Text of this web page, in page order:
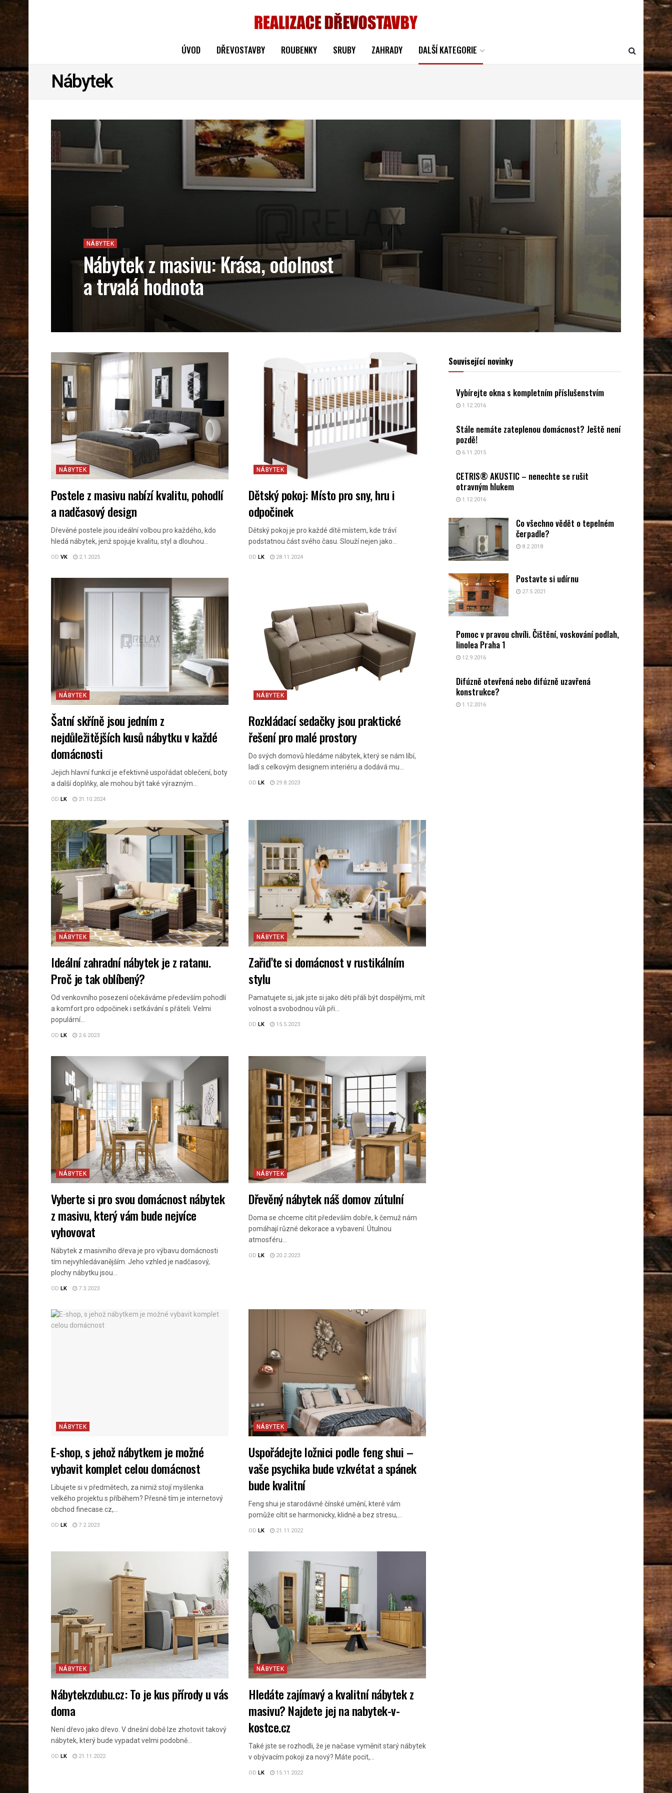
ÚVOD DŘEVOSTAVBY ROUBENKY SRUBY ZAHRADY DALŠÍ KATEGORIE
Nábytek
NÁBYTEK
Nábytek z masivu: Krása, odolnost
a trvalá hodnota
NÁBYTEK
Postele z masivu nabízí kvalitu, pohodlí
a nadčasový design
Dřevěné postele jsou ideální volbou pro každého, kdo
hledá nábytek, jenž spojuje kvalitu, styl a dlouhou...
OD VK 2.1.2025
NÁBYTEK
Dětský pokoj: Místo pro sny, hru i
odpočinek
Dětský pokoj je pro každé dítě místem, kde tráví
podstatnou část svého času. Slouží nejen jako...
OD LK 28.11.2024
NÁBYTEK
Šatní skříně jsou jedním z
nejdůležitějších kusů nábytku v každé
domácnosti
Jejich hlavní funkcí je efektivně uspořádat oblečení, boty
a další doplňky, ale mohou být také výrazným...
OD LK 31.10.2024
NÁBYTEK
Rozkládací sedačky jsou praktické
řešení pro malé prostory
Do svých domovů hledáme nábytek, který se nám líbí,
ladí s celkovým designem interiéru a dodává mu...
OD LK 29.8.2023
NÁBYTEK
Ideální zahradní nábytek je z ratanu.
Proč je tak oblíbený?
Od venkovního posezení očekáváme především pohodlí
a komfort pro odpočinek i setkávání s přáteli. Velmi
populární...
OD LK 2.6.2023
NÁBYTEK
Zařiďte si domácnost v rustikálním
stylu
Pamatujete si, jak jste si jako děti přáli být dospělými, mít
volnost a svobodnou vůli při...
OD LK 15.5.2023
NÁBYTEK
Vyberte si pro svou domácnost nábytek
z masivu, který vám bude nejvíce
vyhovovat
Nábytek z masivního dřeva je pro výbavu domácnosti
tím nejvyhledávanějším. Jeho vzhled je nadčasový,
plochy nábytku jsou...
OD LK 7.3.2023
NÁBYTEK
Dřevěný nábytek náš domov zútulní
Doma se chceme cítit především dobře, k čemuž nám
pomáhají různé dekorace a vybavení. Útulnou
atmosféru...
OD LK 20.2.2023
NÁBYTEK
E-shop, s jehož nábytkem je možné
vybavit komplet celou domácnost
Libujete si v předmětech, za nimiž stojí myšlenka
velkého projektu s příběhem? Přesně tím je internetový
obchod finecase.cz,...
OD LK 7.2.2023
NÁBYTEK
Uspořádejte ložnici podle feng shui –
vaše psychika bude vzkvétat a spánek
bude kvalitní
Feng shui je starodávné čínské umění, které vám
pomůže cítit se harmonicky, klidně a bez stresu,...
OD LK 21.11.2022
NÁBYTEK
Nábytekzdubu.cz: To je kus přírody u vás
doma
Není dřevo jako dřevo. V dnešní době lze zhotovit takový
nábytek, který bude vypadat velmi podobně...
OD LK 21.11.2022
NÁBYTEK
Hledáte zajímavý a kvalitní nábytek z
masivu? Najdete jej na nabytek-v-
kostce.cz
Také jste se rozhodli, že je načase vyměnit starý nábytek
v obývacím pokoji za nový? Máte pocit,...
OD LK 15.11.2022
Související novinky
Vybírejte okna s kompletním příslušenstvím
1.12.2016
Stále nemáte zateplenou domácnost? Ještě není
pozdě!
6.11.2015
CETRIS® AKUSTIC – nenechte se rušit
otravným hlukem
1.12.2016
Co všechno vědět o tepelném
čerpadle?
8.2.2018
Postavte si udírnu
27.5.2021
Pomoc v pravou chvíli. Čištění, voskování podlah,
linolea Praha 1
12.9.2016
Difúzně otevřená nebo difúzně uzavřená
konstrukce?
1.12.2016